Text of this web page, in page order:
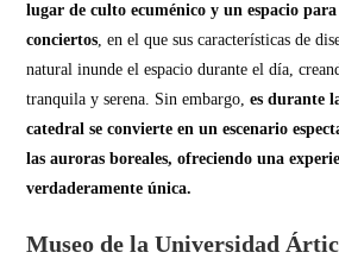
lugar de culto ecuménico y un espacio
conciertos, en el que sus características de
natural inunde el espacio durante el día,
tranquila y serena. Sin embargo, es durante
catedral se convierte en un escenario
las auroras boreales, ofreciendo una
verdaderamente única.
Museo de la Universidad